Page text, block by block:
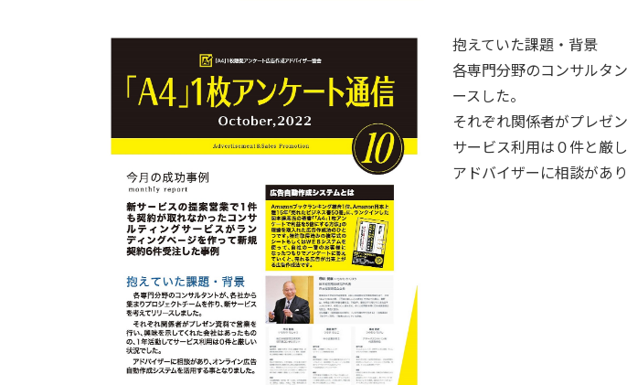
抱えていた課題・背景
各専門分野のコンサルタ
ースした。
それぞれ関係者がプレゼ
サービス利用は０件と厳
アドバイザーに相談があ